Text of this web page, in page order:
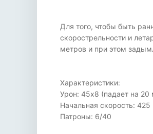
Для того, чтобы быть
скорострельности и
метров и при этом
Характеристики:
Урон: 45x8 (падает на 20
Начальная скорость:
Патроны: 6/40